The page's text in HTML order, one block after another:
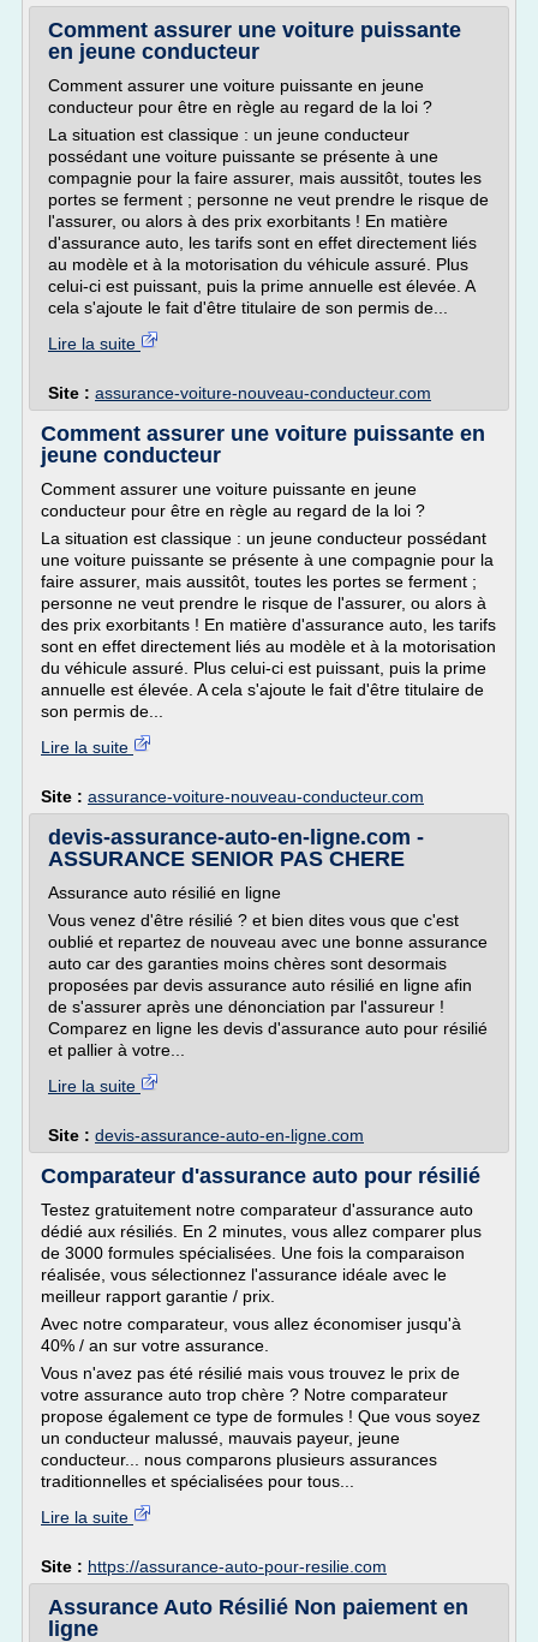
Comment assurer une voiture puissante
en jeune conducteur
Comment assurer une voiture puissante en jeune
conducteur pour être en règle au regard de la loi ?
La situation est classique : un jeune conducteur
possédant une voiture puissante se présente à une
compagnie pour la faire assurer, mais aussitôt, toutes les
portes se ferment ; personne ne veut prendre le risque de
l'assurer, ou alors à des prix exorbitants ! En matière
d'assurance auto, les tarifs sont en effet directement liés
au modèle et à la motorisation du véhicule assuré. Plus
celui-ci est puissant, puis la prime annuelle est élevée. A
cela s'ajoute le fait d'être titulaire de son permis de...
Lire la suite
Site : assurance-voiture-nouveau-conducteur.com
Comment assurer une voiture puissante en
jeune conducteur
Comment assurer une voiture puissante en jeune
conducteur pour être en règle au regard de la loi ?
La situation est classique : un jeune conducteur possédant
une voiture puissante se présente à une compagnie pour la
faire assurer, mais aussitôt, toutes les portes se ferment ;
personne ne veut prendre le risque de l'assurer, ou alors à
des prix exorbitants ! En matière d'assurance auto, les tarifs
sont en effet directement liés au modèle et à la motorisation
du véhicule assuré. Plus celui-ci est puissant, puis la prime
annuelle est élevée. A cela s'ajoute le fait d'être titulaire de
son permis de...
Lire la suite
Site : assurance-voiture-nouveau-conducteur.com
devis-assurance-auto-en-ligne.com -
ASSURANCE SENIOR PAS CHERE
Assurance auto résilié en ligne
Vous venez d'être résilié ? et bien dites vous que c'est
oublié et repartez de nouveau avec une bonne assurance
auto car des garanties moins chères sont desormais
proposées par devis assurance auto résilié en ligne afin
de s'assurer après une dénonciation par l'assureur !
Comparez en ligne les devis d'assurance auto pour résilié
et pallier à votre...
Lire la suite
Site : devis-assurance-auto-en-ligne.com
Comparateur d'assurance auto pour résilié
Testez gratuitement notre comparateur d'assurance auto
dédié aux résiliés. En 2 minutes, vous allez comparer plus
de 3000 formules spécialisées. Une fois la comparaison
réalisée, vous sélectionnez l'assurance idéale avec le
meilleur rapport garantie / prix.
Avec notre comparateur, vous allez économiser jusqu'à
40% / an sur votre assurance.
Vous n'avez pas été résilié mais vous trouvez le prix de
votre assurance auto trop chère ? Notre comparateur
propose également ce type de formules ! Que vous soyez
un conducteur malussé, mauvais payeur, jeune
conducteur... nous comparons plusieurs assurances
traditionnelles et spécialisées pour tous...
Lire la suite
Site : https://assurance-auto-pour-resilie.com
Assurance Auto Résilié Non paiement en
ligne